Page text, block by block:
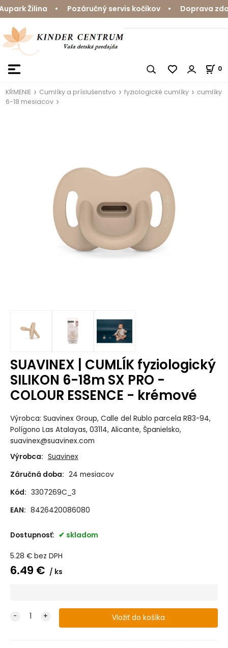
Žilina • Pozáručný servis kočíkov • Doprava
0
KŔMENIE Cumlíky a príslušenstvo fyziologické cumlíky
cumlíky
6-18 mesiacov
SUAVINEX | CUMLÍK fyziologický
SILIKON 6-18m SX PRO -
COLOUR ESSENCE - krémové
Výrobca: Suavinex Group, Calle del Rublo parcela R83-94,
Polígono Las Atalayas, 03114, Alicante, Španielsko,
suavinex@suavinex.com
Výrobca: Suavinex
Záručná doba: 24 mesiacov
Kód: 3307269C_3
EAN: 8426420086080
Dostupnosť: skladom
5.28 € bez DPH
6.49 € ks